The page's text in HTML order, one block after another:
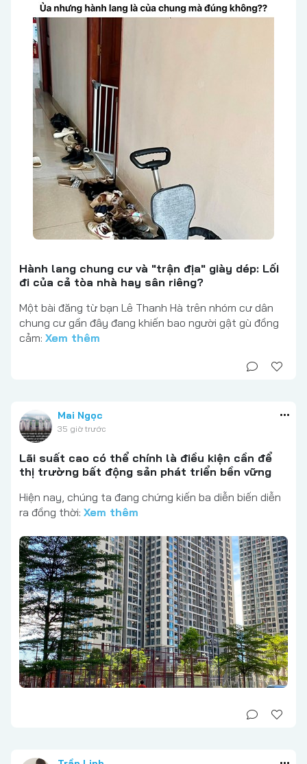
Hành lang chung cư và "trận địa" giày dép: Lối
đi của cả tòa nhà hay sân riêng?
Một bài đăng từ bạn Lê Thanh Hà trên nhóm cư dân
chung cư gần đây đang khiến bao người gật gù đồng
cảm: Xem thêm
Mai Ngọc
35 giờ trước
Lãi suất cao có thể chính là điều kiện cần để
thị trường bất động sản phát triển bền vững
Hiện nay, chúng ta đang chứng kiến ba diễn biến diễn
ra đồng thời: Xem thêm